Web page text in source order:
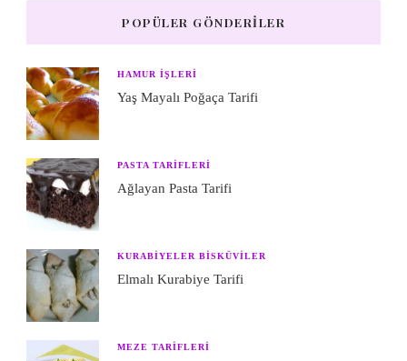
POPÜLER GÖNDERILER
HAMUR IŞLERI
Yaş Mayalı Poğaça Tarifi
PASTA TARIFLERI
Ağlayan Pasta Tarifi
KURABIYELER BISKÜVILER
Elmalı Kurabiye Tarifi
MEZE TARIFLERI